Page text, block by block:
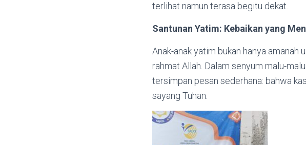
terlihat namun terasa begitu dekat.
Santunan Yatim: Kebaikan yang
Anak-anak yatim bukan hanya
rahmat Allah. Dalam senyum malu-
tersimpan pesan sederhana: bahwa
sayang Tuhan.